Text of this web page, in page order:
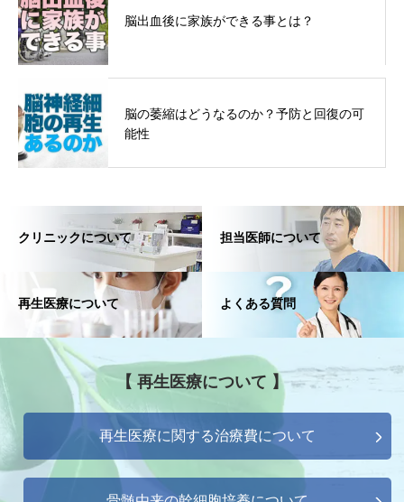
脳出血後に家族ができる事とは？
脳の萎縮はどうなるのか？予防と回復の可
能性
クリニックについて 担当医師について
再生医療について よくある質問
【 再生医療について 】
再生医療に関する治療費について